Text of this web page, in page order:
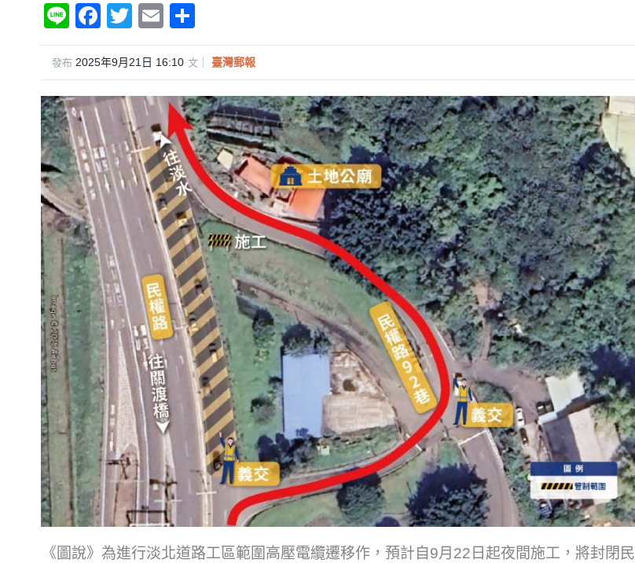
Li
n
e
F
a
c
e
b
o
o
k
T
wi
tt
er
E
m
ail
享
發布 2025年9月21日 16:10·文｜ 臺灣郵報
《圖說》為進行淡北道路工區範圍高壓電纜遷移作，預計自9月22日起夜間施工，將封閉民